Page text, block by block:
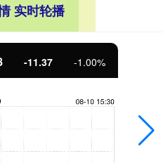
实时轮播
-11.37 -1.00%